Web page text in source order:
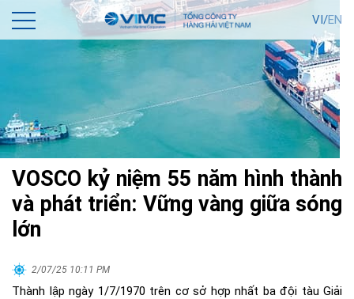
VI/EN
VOSCO kỷ niệm 55 năm hình thành
và phát triển: Vững vàng giữa sóng
lớn
2/07/25 10:11 PM
Thành lập ngày 1/7/1970 trên cơ sở hợp nhất ba đội tàu Giải